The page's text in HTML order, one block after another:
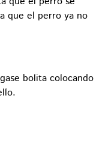
que el perro ya no
bolita colocando